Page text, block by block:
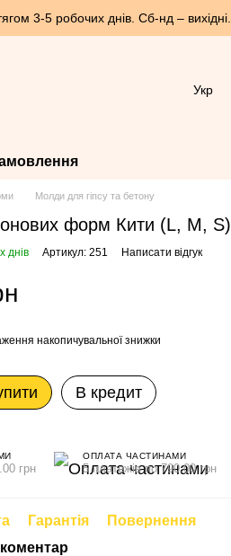
3-5 робочих днів. Сб-нд – вихідні.
Укр
Молди для гіпсу та бетону
форм Кити (L, M, S)
днів Артикул: 251 Написати відгук
накопичувальної знижки
В кредит
грн
ОПЛАТА ЧАСТИНАМИ
5 платежів по 790.00 грн
Гарантія
Повернення